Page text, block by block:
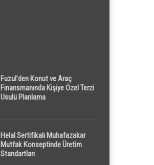
Fuzul’den Konut ve Araç
Finansmanında Kişiye Özel Terzi
Usulü Planlama
Helal Sertifikalı Muhafazakar
Mutfak Konseptinde Üretim
Standartları